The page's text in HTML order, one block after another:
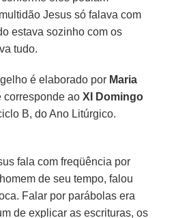
Jesus só falava com
estava sozinho com os
tudo.
é elaborado por Maria
corresponde aoXI Domingo
B, do Ano Litúrgico.
fala com freqüência por
de seu tempo, falou
Falar por parábolas era
de explicar as escrituras, os